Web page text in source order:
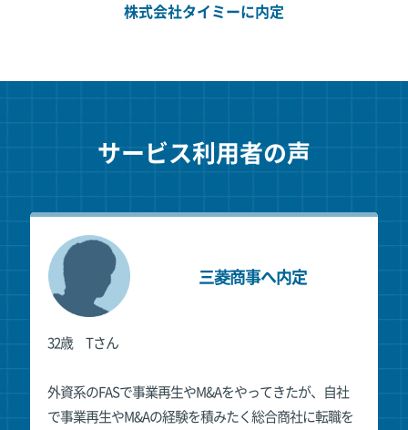
株式会社タイミーに内定
サービス利用者の声
三菱商事へ内定
32歳 Tさん
外資系のFASで事業再生やM&Aをやってきたが、自社
で事業再生やM&Aの経験を積みたく総合商社に転職を